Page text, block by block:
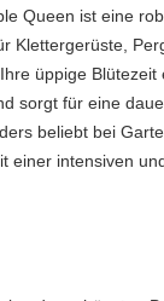
Queen ist eine
Klettergerüste,
üppige Blütezeit
sorgt für eine
beliebt bei
einer intensiven